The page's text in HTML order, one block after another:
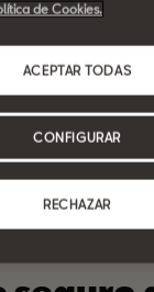
de Cookies.
RECHAZAR
ACEPTAR TODAS
CONFIGURAR